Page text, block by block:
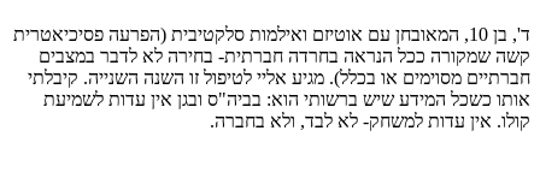
ד', בן 10, המאובחן עם אוטיזם ואילמות סלקטיבית (הפרעה פסיכיאטרית
קשה שמקורה ככל הנראה בחרדה חברתית- בחירה לא לדבר במצבים
חברתיים מסוימים או בכלל). מגיע אליי לטיפול זו השנה השנייה. קיבלתי
אותו כשכל המידע שיש ברשותי הוא: בביה"ס ובגן אין עדות לשמיעת
קולו. אין עדות למשחק- לא לבד, ולא בחברה.